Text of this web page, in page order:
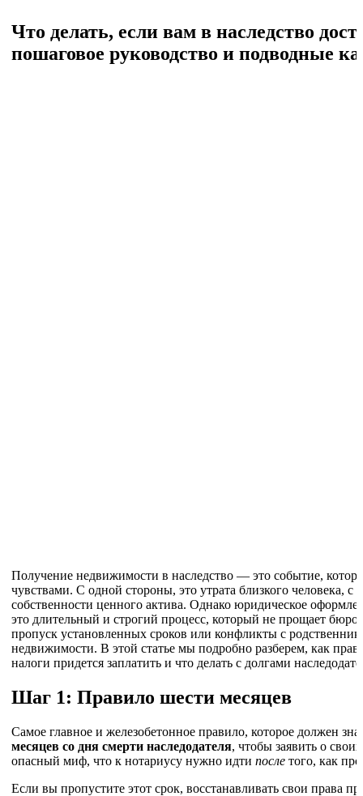
Что делать, если вам в наследство
пошаговое руководство и подводные
Получение недвижимости в наследство — это событие,
чувствами. С одной стороны, это утрата близкого человека,
собственности ценного актива. Однако юридическое
это длительный и строгий процесс, который не прощает
пропуск установленных сроков или конфликты с
недвижимости. В этой статье мы подробно разберем, как
налоги придется заплатить и что делать с долгами
Шаг 1: Правило шести месяцев
Самое главное и железобетонное правило, которое должен
месяцев со дня смерти наследодателя, чтобы заявить о
опасный миф, что к нотариусу нужно идти после того, как
Если вы пропустите этот срок, восстанавливать свои права